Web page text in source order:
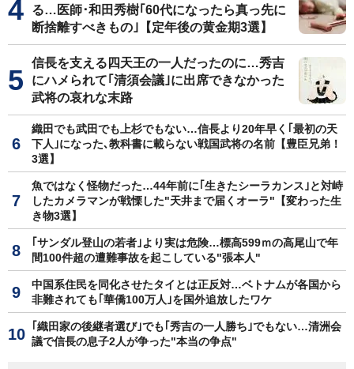
る…医師･和田秀樹｢60代になったら真っ先に
断捨離すべきもの｣【定年後の黄金期3選】
信長を支える四天王の一人だったのに…秀吉
にハメられて｢清須会議｣に出席できなかった
武将の哀れな末路
織田でも武田でも上杉でもない…信長より20年早く｢最初の天
下人｣になった､教科書に載らない戦国武将の名前【豊臣兄弟！
3選】
魚ではなく怪物だった…44年前に｢生きたシーラカンス｣と対峙
したカメラマンが戦慄した"天井まで届くオーラ"【変わった生
き物3選】
｢サンダル登山の若者｣より実は危険…標高599ｍの高尾山で年
間100件超の遭難事故を起こしている"張本人"
中国系住民を同化させたタイとは正反対…ベトナムが各国から
非難されても｢華僑100万人｣を国外追放したワケ
｢織田家の後継者選び｣でも｢秀吉の一人勝ち｣でもない…清洲会
議で信長の息子2人が争った"本当の争点"